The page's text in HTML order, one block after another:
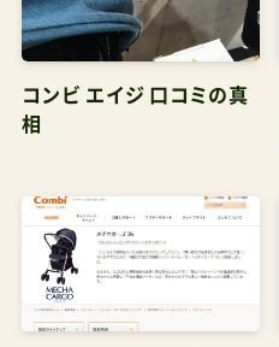
コンビ エイジ 口コミの真
相